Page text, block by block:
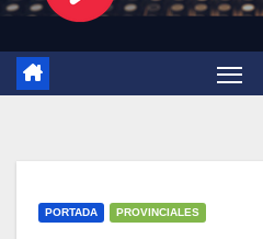
PORTADA PROVINCIALES